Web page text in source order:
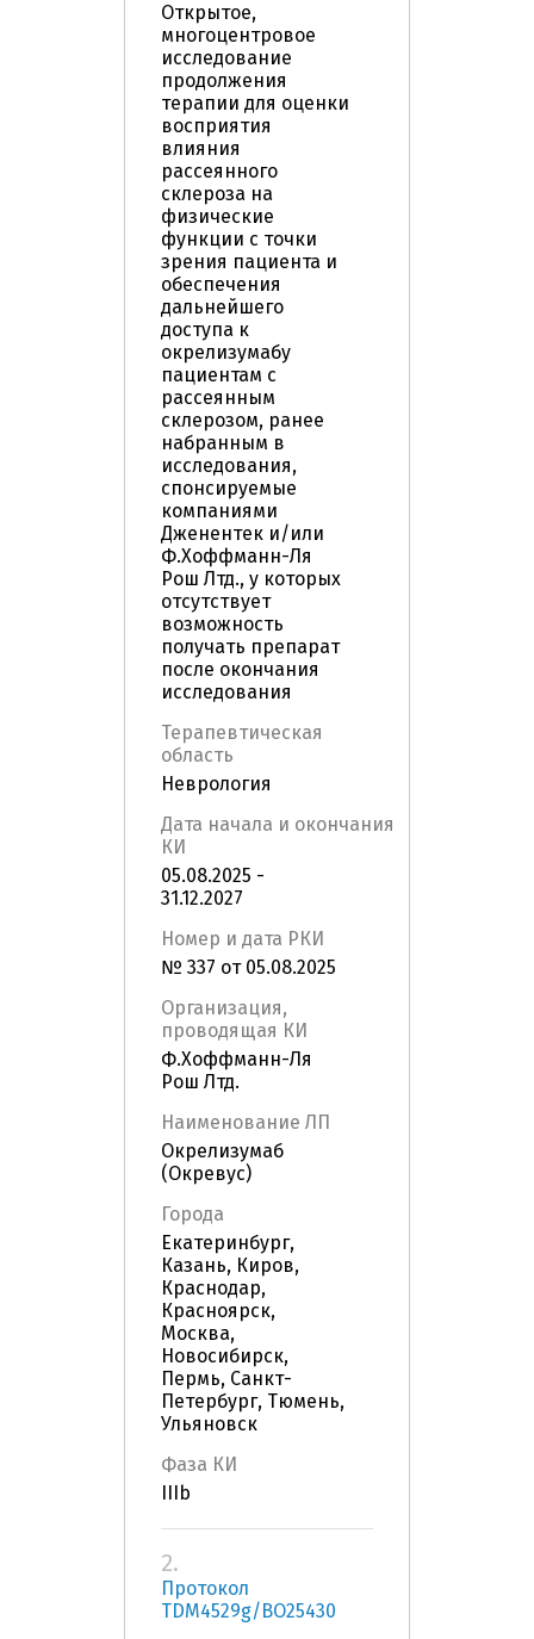
Открытое,
многоцентровое
исследование
продолжения
терапии для оценки
восприятия
влияния
рассеянного
склероза на
физические
функции с точки
зрения пациента и
обеспечения
дальнейшего
доступа к
окрелизумабу
пациентам с
рассеянным
склерозом, ранее
набранным в
исследования,
спонсируемые
компаниями
Дженентек и/или
Ф.Хоффманн-Ля
Рош Лтд., у которых
отсутствует
возможность
получать препарат
после окончания
исследования
Терапевтическая
область
Неврология
Дата начала и окончания
КИ
05.08.2025 -
31.12.2027
Номер и дата РКИ
№ 337 от 05.08.2025
Организация,
проводящая КИ
Ф.Хоффманн-Ля
Рош Лтд.
Наименование ЛП
Окрелизумаб
(Окревус)
Города
Екатеринбург,
Казань, Киров,
Краснодар,
Красноярск,
Москва,
Новосибирск,
Пермь, Санкт-
Петербург, Тюмень,
Ульяновск
Фаза КИ
IIIb
2.
Протокол
TDM4529g/BO25430